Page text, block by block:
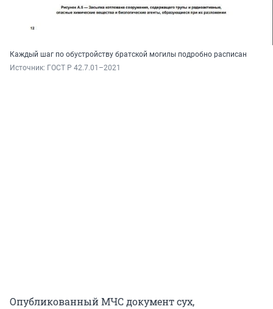
Каждый шаг по обустройству братской могилы подробно расписан
Источник: ГОСТ Р 42.7.01–2021
Опубликованный МЧС документ сух,